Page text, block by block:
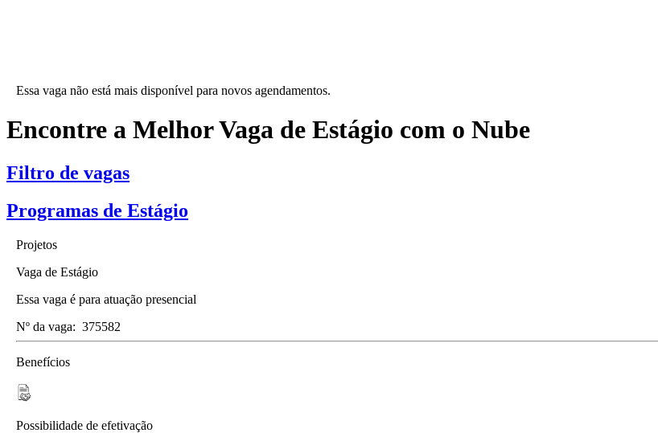
Essa vaga não está mais disponível para novos agendamentos.
Encontre a Melhor Vaga de Estágio com o Nube
Filtro de vagas
Programas de Estágio
Projetos
Vaga de Estágio
Essa vaga é para atuação presencial
Nº da vaga: 375582
Benefícios
Possibilidade de efetivação